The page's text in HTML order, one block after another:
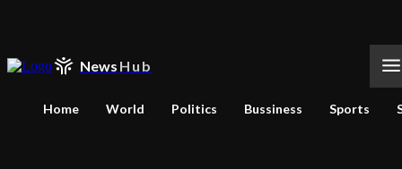
News Hub
Home World Politics Bussiness Sports